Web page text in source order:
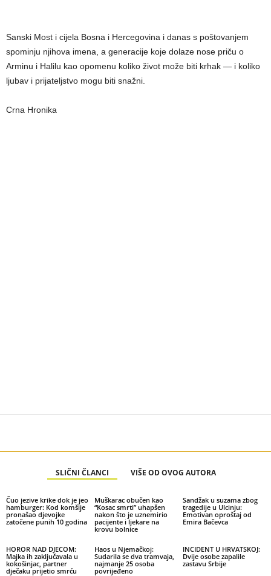
Sanski Most i cijela Bosna i Hercegovina i danas s poštovanjem
spominju njihova imena, a generacije koje dolaze nose priču o
Arminu i Halilu kao opomenu koliko život može biti krhak — i koliko
ljubav i prijateljstvo mogu biti snažni.
Crna Hronika
SLIČNI ČLANCI VIŠE OD OVOG AUTORA
Čuo jezive krike dok je jeo
hamburger: Kod komšije
pronašao djevojke
zatočene punih 10 godina
Muškarac obučen kao
“Kosac smrti” uhapšen
nakon što je uznemirio
pacijente i ljekare na
krovu bolnice
Sandžak u suzama zbog
tragedije u Ulcinju:
Emotivan oproštaj od
Emira Bačevca
HOROR NAD DJECOM:
Majka ih zaključavala u
kokošinjac, partner
dječaku prijetio smrću
Haos u Njemačkoj:
Sudarila se dva tramvaja,
najmanje 25 osoba
povrijeđeno
INCIDENT U HRVATSKOJ:
Dvije osobe zapalile
zastavu Srbije